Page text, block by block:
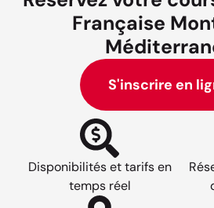
Française
S'inscrire en
Disponibilités et tarifs en
temps réel